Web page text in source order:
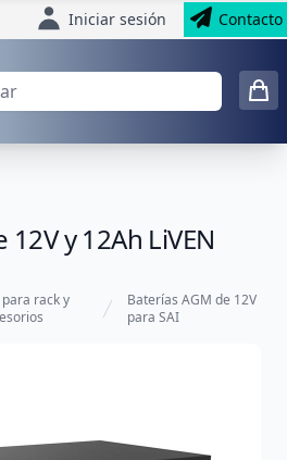
Iniciar sesión Contacto
y 12Ah LiVEN
para rack y
Baterías AGM de 12V
para SAI